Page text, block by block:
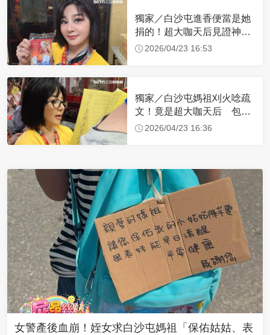
獨家／白沙屯進香便當是她
捐的！超大咖天后見證神
蹟 一靠近媽祖就爆哭
2026/04/23 16:53
獨家／白沙屯媽祖刈火唸疏
文！竟是超大咖天后 包尿
布忍尿5小時不喊累
2026/04/23 16:36
女警產後血崩！姪女求白沙屯媽祖「保佑姑姑、表